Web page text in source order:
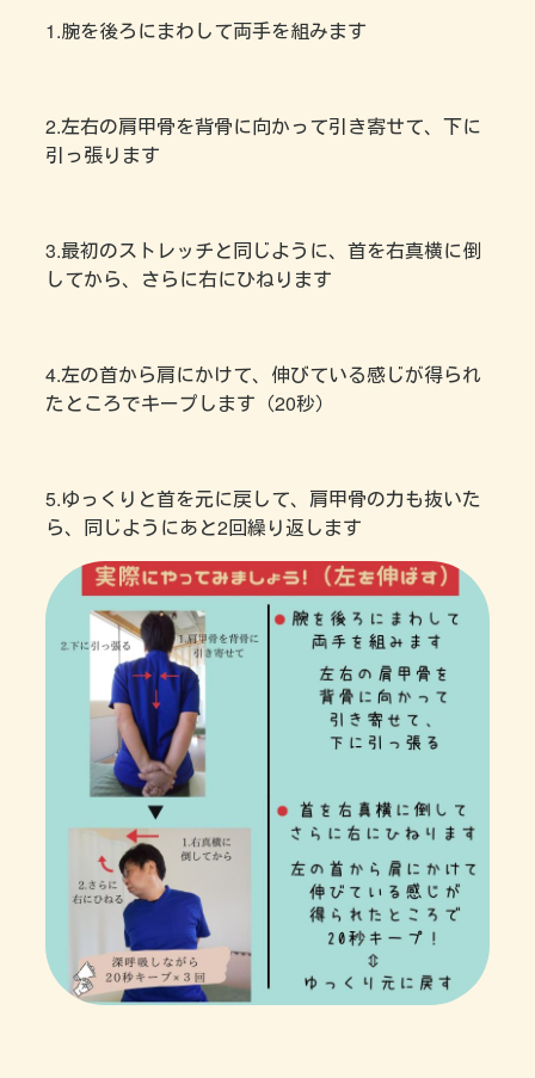
1.腕を後ろにまわして両手を組みます
2.左右の肩甲骨を背骨に向かって引き寄せて、下に
引っ張ります
3.最初のストレッチと同じように、首を右真横に倒
してから、さらに右にひねります
4.左の首から肩にかけて、伸びている感じが得られ
たところでキープします（20秒）
5.ゆっくりと首を元に戻して、肩甲骨の力も抜いた
ら、同じようにあと2回繰り返します